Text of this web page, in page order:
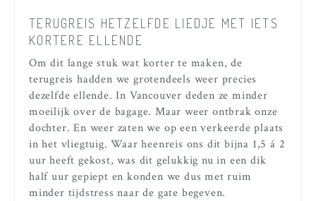
TERUGREIS HETZELFDE LIEDJE MET IETS
KORTERE ELLENDE
Om dit lange stuk wat korter te maken, de
terugreis hadden we grotendeels weer precies
dezelfde ellende. In Vancouver deden ze minder
moeilijk over de bagage. Maar weer ontbrak onze
dochter. En weer zaten we op een verkeerde plaats
in het vliegtuig. Waar heenreis ons dit bijna 1,5 á 2
uur heeft gekost, was dit gelukkig nu in een dik
half uur gepiept en konden we dus met ruim
minder tijdstress naar de gate begeven.